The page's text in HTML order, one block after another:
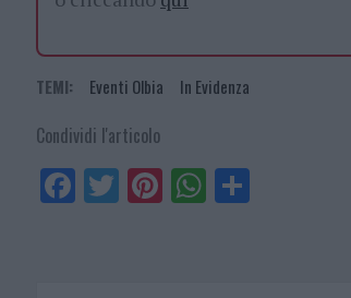
TEMI: Eventi Olbia In Evidenza
Condividi l'articolo
Fa
ce
Tw
itt
Pi
nt
W
ha